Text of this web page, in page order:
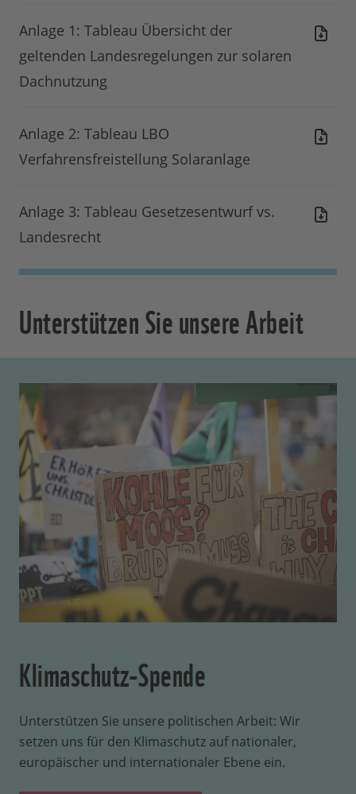
Anlage 1: Tableau Übersicht der
geltenden Landesregelungen zur solaren
Dachnutzung
Anlage 2: Tableau LBO
Verfahrensfreistellung Solaranlage
Anlage 3: Tableau Gesetzesentwurf vs.
Landesrecht
Unterstützen Sie unsere Arbeit
Klimaschutz-Spende
Unterstützen Sie unsere politischen Arbeit: Wir
setzen uns für den Klimaschutz auf nationaler,
europäischer und internationaler Ebene ein.